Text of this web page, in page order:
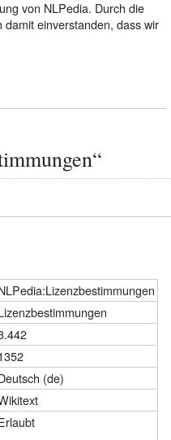
von NLPedia. Durch die
einverstanden, dass wir
(de)